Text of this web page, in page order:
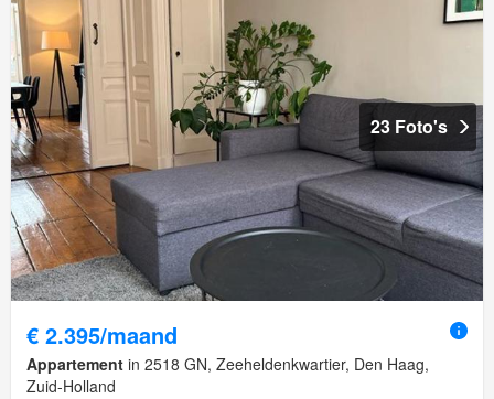
23 Foto's
€ 2.395/maand
Appartement in 2518 GN, Zeeheldenkwartier, Den Haag,
Zuid-Holland